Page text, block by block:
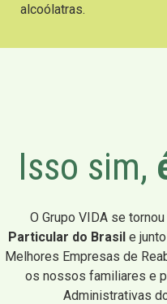
alcoólatras.
Isso sim,
O Grupo VIDA se tornou
Particular do Brasil e
Melhores Empresas de
os nossos familiares e
Administrativas